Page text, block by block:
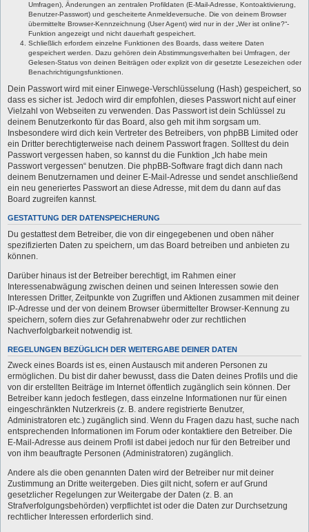
Umfragen), Änderungen an zentralen Profildaten (E-Mail-Adresse, Kontoaktivierung,
Benutzer-Passwort) und gescheiterte Anmeldeversuche. Die von deinem Browser
übermittelte Browser-Kennzeichnung (User Agent) wird nur in der „Wer ist online?“-
Funktion angezeigt und nicht dauerhaft gespeichert.
Schließlich erfordern einzelne Funktionen des Boards, dass weitere Daten
gespeichert werden. Dazu gehören dein Abstimmungsverhalten bei Umfragen, der
Gelesen-Status von deinen Beiträgen oder explizit von dir gesetzte Lesezeichen oder
Benachrichtigungsfunktionen.
Dein Passwort wird mit einer Einwege-Verschlüsselung (Hash) gespeichert, so
dass es sicher ist. Jedoch wird dir empfohlen, dieses Passwort nicht auf einer
Vielzahl von Webseiten zu verwenden. Das Passwort ist dein Schlüssel zu
deinem Benutzerkonto für das Board, also geh mit ihm sorgsam um.
Insbesondere wird dich kein Vertreter des Betreibers, von phpBB Limited oder
ein Dritter berechtigterweise nach deinem Passwort fragen. Solltest du dein
Passwort vergessen haben, so kannst du die Funktion „Ich habe mein
Passwort vergessen“ benutzen. Die phpBB-Software fragt dich dann nach
deinem Benutzernamen und deiner E-Mail-Adresse und sendet anschließend
ein neu generiertes Passwort an diese Adresse, mit dem du dann auf das
Board zugreifen kannst.
GESTATTUNG DER DATENSPEICHERUNG
Du gestattest dem Betreiber, die von dir eingegebenen und oben näher
spezifizierten Daten zu speichern, um das Board betreiben und anbieten zu
können.
Darüber hinaus ist der Betreiber berechtigt, im Rahmen einer
Interessenabwägung zwischen deinen und seinen Interessen sowie den
Interessen Dritter, Zeitpunkte von Zugriffen und Aktionen zusammen mit deiner
IP-Adresse und der von deinem Browser übermittelter Browser-Kennung zu
speichern, sofern dies zur Gefahrenabwehr oder zur rechtlichen
Nachverfolgbarkeit notwendig ist.
REGELUNGEN BEZÜGLICH DER WEITERGABE DEINER DATEN
Zweck eines Boards ist es, einen Austausch mit anderen Personen zu
ermöglichen. Du bist dir daher bewusst, dass die Daten deines Profils und die
von dir erstellten Beiträge im Internet öffentlich zugänglich sein können. Der
Betreiber kann jedoch festlegen, dass einzelne Informationen nur für einen
eingeschränkten Nutzerkreis (z. B. andere registrierte Benutzer,
Administratoren etc.) zugänglich sind. Wenn du Fragen dazu hast, suche nach
entsprechenden Informationen im Forum oder kontaktiere den Betreiber. Die
E-Mail-Adresse aus deinem Profil ist dabei jedoch nur für den Betreiber und
von ihm beauftragte Personen (Administratoren) zugänglich.
Andere als die oben genannten Daten wird der Betreiber nur mit deiner
Zustimmung an Dritte weitergeben. Dies gilt nicht, sofern er auf Grund
gesetzlicher Regelungen zur Weitergabe der Daten (z. B. an
Strafverfolgungsbehörden) verpflichtet ist oder die Daten zur Durchsetzung
rechtlicher Interessen erforderlich sind.